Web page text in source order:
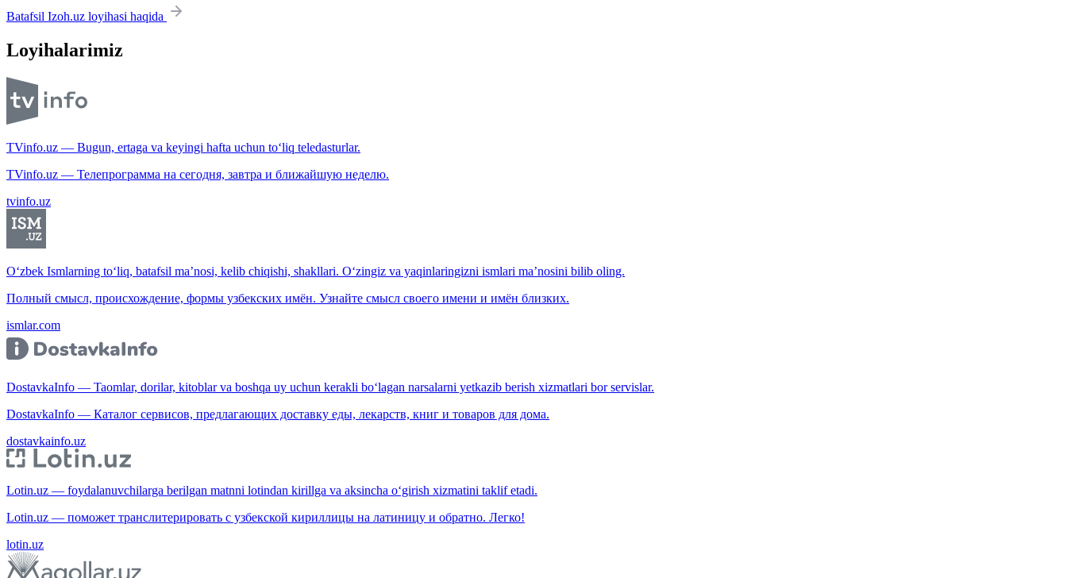
Batafsil Izoh.uz loyihasi haqida
Loyihalarimiz
TVinfo.uz — Bugun, ertaga va keyingi hafta uchun to‘liq teledasturlar.
TVinfo.uz — Телепрограмма на сегодня, завтра и ближайшую неделю.
tvinfo.uz
O‘zbek Ismlarning to‘liq, batafsil ma’nosi, kelib chiqishi, shakllari. O‘zingiz va yaqinlaringizni ismlari ma’nosini bilib oling.
Полный смысл, происхождение, формы узбекских имён. Узнайте смысл своего имени и имён близких.
ismlar.com
DostavkaInfo — Taomlar, dorilar, kitoblar va boshqa uy uchun kerakli bo‘lagan narsalarni yetkazib berish xizmatlari bor servislar.
DostavkaInfo — Каталог сервисов, предлагающих доставку еды, лекарств, книг и товаров для дома.
dostavkainfo.uz
Lotin.uz — foydalanuvchilarga berilgan matnni lotindan kirillga va aksincha o‘girish xizmatini taklif etadi.
Lotin.uz — поможет транслитерировать с узбекской кириллицы на латиницу и обратно. Легко!
lotin.uz